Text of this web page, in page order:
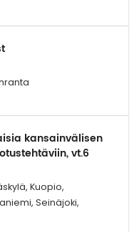
kansainvälisen
vt.6
Kuopio,
Seinäjoki,